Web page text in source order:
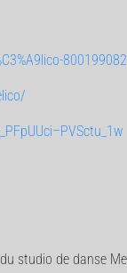
studio de danse